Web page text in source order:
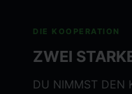
DIE KOOPERATION
ZWEI
DU NIMMST DEN